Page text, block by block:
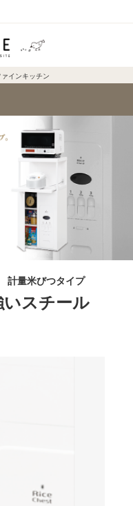
ァインキッチン
計量米びつタイプ
いスチール